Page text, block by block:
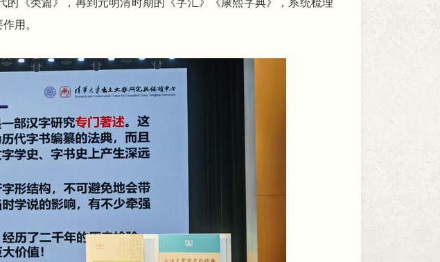
《类篇》，再到元明清时期的《字汇》《康熙字典》，系统梳理
用。